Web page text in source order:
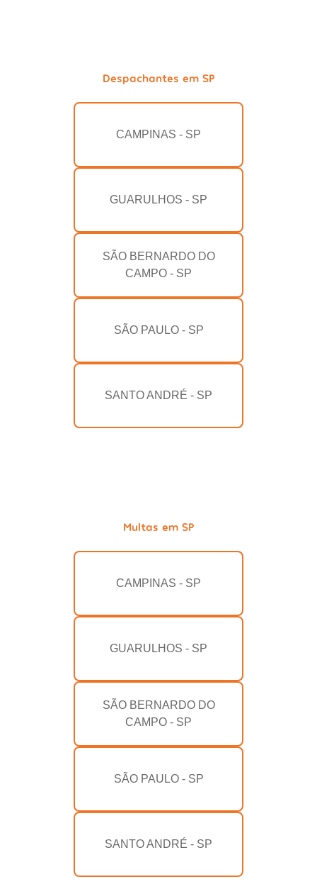
Despachantes em SP
CAMPINAS - SP
GUARULHOS - SP
SÃO BERNARDO DO
CAMPO - SP
SÃO PAULO - SP
SANTO ANDRÉ - SP
Multas em SP
CAMPINAS - SP
GUARULHOS - SP
SÃO BERNARDO DO
CAMPO - SP
SÃO PAULO - SP
SANTO ANDRÉ - SP